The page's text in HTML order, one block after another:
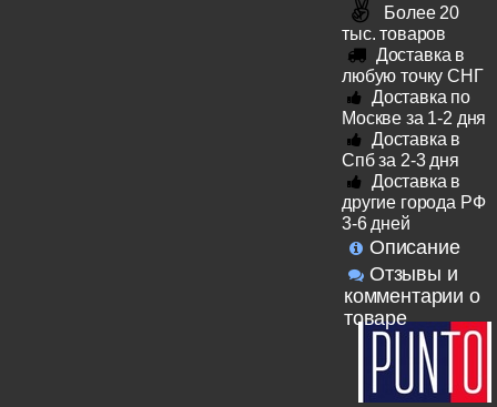
Более 20
тыс. товаров
Доставка в
любую точку СНГ
Доставка по
Москве за 1-2 дня
Доставка в
Спб за 2-3 дня
Доставка в
другие города РФ
3-6 дней
Описание
Отзывы и
комментарии о
товаре